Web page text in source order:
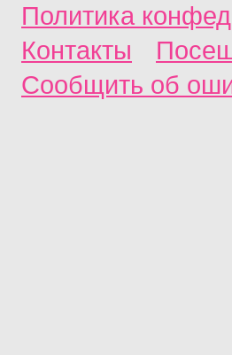
Политика
Контакты
Сообщить об